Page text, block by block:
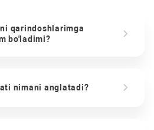
qarindoshlarimga
bo'ladimi?
nimani anglatadi?